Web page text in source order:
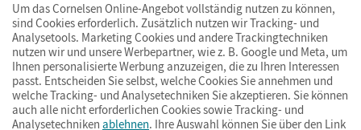
Um das Cornelsen Online-Angebot vollständig nutzen zu können,
sind Cookies erforderlich. Zusätzlich nutzen wir Tracking- und
Analysetools. Marketing Cookies und andere Trackingtechniken
nutzen wir und unsere Werbepartner, wie z. B. Google und Meta, um
Ihnen personalisierte Werbung anzuzeigen, die zu Ihren Interessen
passt. Entscheiden Sie selbst, welche Cookies Sie annehmen und
welche Tracking- und Analysetechniken Sie akzeptieren. Sie können
auch alle nicht erforderlichen Cookies sowie Tracking- und
Analysetechniken ablehnen. Ihre Auswahl können Sie über den Link